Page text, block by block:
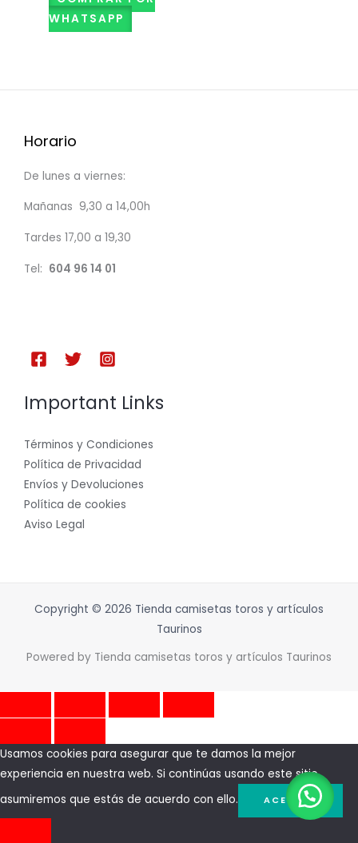
WHATSAPP
Horario
De lunes a viernes:
Mañanas 9,30 a 14,00h
Tardes 17,00 a 19,30
Tel: 604 96 14 01
Important Links
Términos y Condiciones
Política de Privacidad
Envíos y Devoluciones
Política de cookies
Aviso Legal
Copyright © 2026 Tienda camisetas toros y artículos
Taurinos
Powered by Tienda camisetas toros y artículos Taurinos
Usamos cookies para asegurar que te damos la mejor
experiencia en nuestra web. Si continúas usando este sitio,
asumiremos que estás de acuerdo con ello.
ACEPTAR